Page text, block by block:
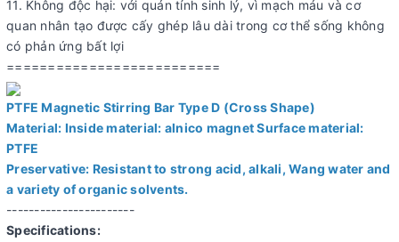
11. Không độc hại: với quán tính sinh lý, vì mạch máu và cơ
quan nhân tạo được cấy ghép lâu dài trong cơ thể sống không
có phản ứng bất lợi
==========================
PTFE Magnetic Stirring Bar Type D (Cross Shape)
Material: Inside material: alnico magnet Surface material:
PTFE
Preservative: Resistant to strong acid, alkali, Wang water and
a variety of organic solvents.
-----------------------
Specifications: